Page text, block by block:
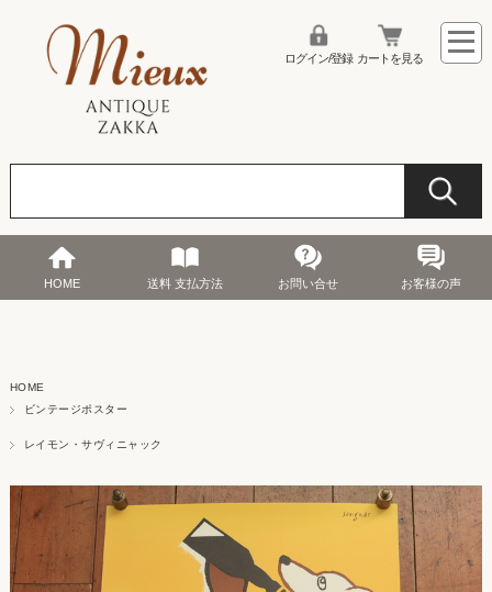
ログイン/登録 カートを見る
HOME 送料 支払方法 お問い合せ お客様の声
HOME
ビンテージポスター
レイモン・サヴィニャック